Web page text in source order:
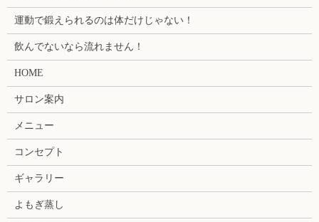
運動で鍛えられるのは体だけじゃない！
飲んでないなら流れません！
HOME
サロン案内
メニュー
コンセプト
ギャラリー
よもぎ蒸し